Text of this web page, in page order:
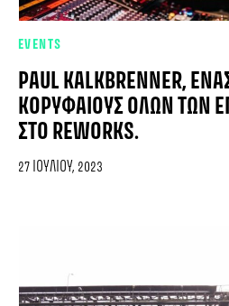
EVENTS
PAUL KALKBRENNER,
ΚΟΡΥΦΑΊΟΥΣ ΌΛΩΝ ΤΩΝ
ΣΤΟ REWORKS.
27 ΙΟΥΛΊΟΥ, 2023